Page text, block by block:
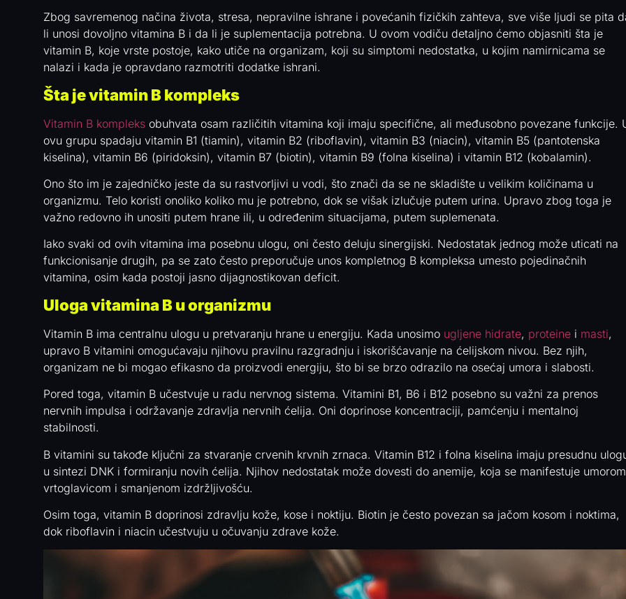
Zbog savremenog načina života, stresa, nepravilne ishrane i povećanih fizičkih zahteva, sve više ljudi se pita
li unosi dovoljno vitamina B i da li je suplementacija potrebna. U ovom vodiču detaljno ćemo objasniti šta je
vitamin B, koje vrste postoje, kako utiče na organizam, koji su simptomi nedostatka, u kojim namirnicama se
nalazi i kada je opravdano razmotriti dodatke ishrani.
Šta je vitamin B kompleks
Vitamin B kompleks obuhvata osam različitih vitamina koji imaju specifične, ali međusobno povezane funkcije.
ovu grupu spadaju vitamin B1 (tiamin), vitamin B2 (riboflavin), vitamin B3 (niacin), vitamin B5 (pantotenska
kiselina), vitamin B6 (piridoksin), vitamin B7 (biotin), vitamin B9 (folna kiselina) i vitamin B12 (kobalamin).
Ono što im je zajedničko jeste da su rastvorljivi u vodi, što znači da se ne skladište u velikim količinama u
organizmu. Telo koristi onoliko koliko mu je potrebno, dok se višak izlučuje putem urina. Upravo zbog toga je
važno redovno ih unositi putem hrane ili, u određenim situacijama, putem suplemenata.
Iako svaki od ovih vitamina ima posebnu ulogu, oni često deluju sinergijski. Nedostatak jednog može uticati na
funkcionisanje drugih, pa se zato često preporučuje unos kompletnog B kompleksa umesto pojedinačnih
vitamina, osim kada postoji jasno dijagnostikovan deficit.
Uloga vitamina B u organizmu
Vitamin B ima centralnu ulogu u pretvaranju hrane u energiju. Kada unosimo ugljene hidrate, proteine i masti,
upravo B vitamini omogućavaju njihovu pravilnu razgradnju i iskorišćavanje na ćelijskom nivou. Bez njih,
organizam ne bi mogao efikasno da proizvodi energiju, što bi se brzo odrazilo na osećaj umora i slabosti.
Pored toga, vitamin B učestvuje u radu nervnog sistema. Vitamini B1, B6 i B12 posebno su važni za prenos
nervnih impulsa i održavanje zdravlja nervnih ćelija. Oni doprinose koncentraciji, pamćenju i mentalnoj
stabilnosti.
B vitamini su takođe ključni za stvaranje crvenih krvnih zrnaca. Vitamin B12 i folna kiselina imaju presudnu
u sintezi DNK i formiranju novih ćelija. Njihov nedostatak može dovesti do anemije, koja se manifestuje
vrtoglavicom i smanjenom izdržljivošću.
Osim toga, vitamin B doprinosi zdravlju kože, kose i noktiju. Biotin je često povezan sa jačom kosom i noktima,
dok riboflavin i niacin učestvuju u očuvanju zdrave kože.